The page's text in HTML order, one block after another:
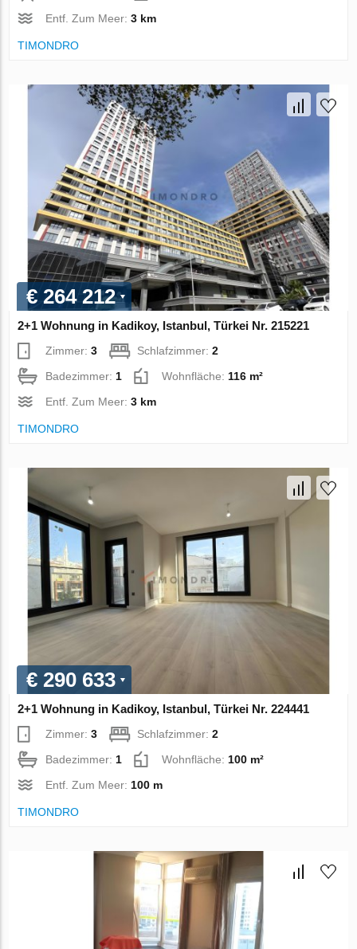
Entf. Zum Meer:3 km
TIMONDRO
€ 264 212
2+1 Wohnung in Kadikoy, Istanbul, Türkei Nr. 215221
Zimmer:3 Schlafzimmer:2
Badezimmer: 1 Wohnfläche: 116 m²
Entf. Zum Meer:3 km
TIMONDRO
€ 290 633
2+1 Wohnung in Kadikoy, Istanbul, Türkei Nr. 224441
Zimmer:3 Schlafzimmer:2
Badezimmer: 1 Wohnfläche: 100 m²
Entf. Zum Meer: 100 m
TIMONDRO